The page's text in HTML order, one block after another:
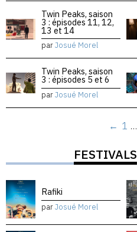
Twin Peaks, saison
3 : épisodes 11, 12,
13 et 14
parJosué Morel
Twin Peaks, saison
3 : épisodes 5 et 6
parJosué Morel
← 1 …
FESTIVALS
Rafiki
parJosué Morel